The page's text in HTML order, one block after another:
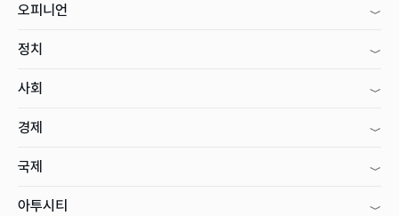
오피니언
정치
사회
경제
국제
아투시티